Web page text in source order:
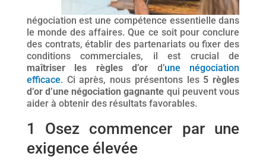
négociation est une compétence essentielle dans
le monde des affaires. Que ce soit pour conclure
des contrats, établir des partenariats ou fixer des
conditions commerciales, il est crucial de
maîtriser les règles d’or d’une négociation
efficace. Ci après, nous présentons les 5 règles
d’or d’une négociation gagnante qui peuvent vous
aider à obtenir des résultats favorables.
1 Osez commencer par une
exigence élevée